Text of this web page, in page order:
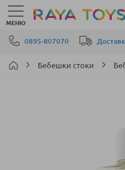
Прескачане към
0895-807070
МЕНЮ
Бебешки стоки